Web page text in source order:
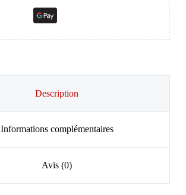
Description
Informations complémentaires
Avis (0)